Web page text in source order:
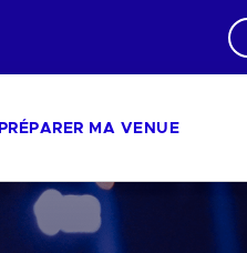
PRÉPARER MA VENUE